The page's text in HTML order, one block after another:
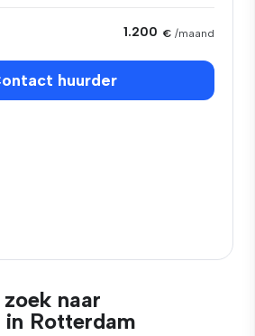
1.200 € /maand
huurder
naar
Rotterdam